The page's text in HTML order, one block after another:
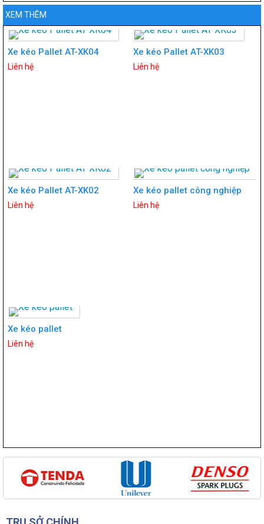
XEM THÊM
Xe kéo Pallet AT-XK04
Liên hệ
Xe kéo Pallet AT-XK03
Liên hệ
Xe kéo Pallet AT-XK02
Liên hệ
Xe kéo pallet công nghiệp
Liên hệ
Xe kéo pallet
Liên hệ